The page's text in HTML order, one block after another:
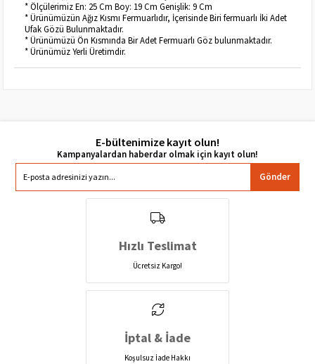
* Ölçülerimiz En: 25 Cm Boy: 19 Cm Genişlik: 9 Cm
* Ürünümüzün Ağız Kısmı Fermuarlıdır, İçerisinde Biri fermuarlı İki Adet
Ufak Gözü Bulunmaktadır.
* Ürünümüzü Ön Kısmında Bir Adet Fermuarlı Göz bulunmaktadır.
* Ürünümüz Yerli Üretimdir.
E-bültenimize kayıt olun!
Gönder
Hızlı Teslimat
Ücretsiz Kargo!
İptal & İade
Koşulsuz İade Hakkı